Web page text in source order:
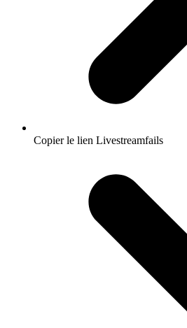
Copier le lien Livestreamfails